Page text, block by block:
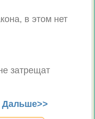
в этом нет
затрещат
Дальше>>